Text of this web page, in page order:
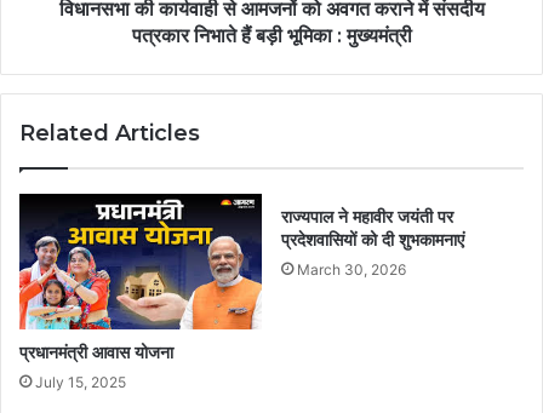
विधानसभा की कार्यवाही से आमजनों को अवगत कराने में संसदीय
पत्रकार निभाते हैं बड़ी भूमिका : मुख्यमंत्री
Related Articles
प्रधानमंत्री आवास योजना
July 15, 2025
राज्यपाल ने महावीर जयंती पर
प्रदेशवासियों को दी शुभकामनाएं
March 30, 2026